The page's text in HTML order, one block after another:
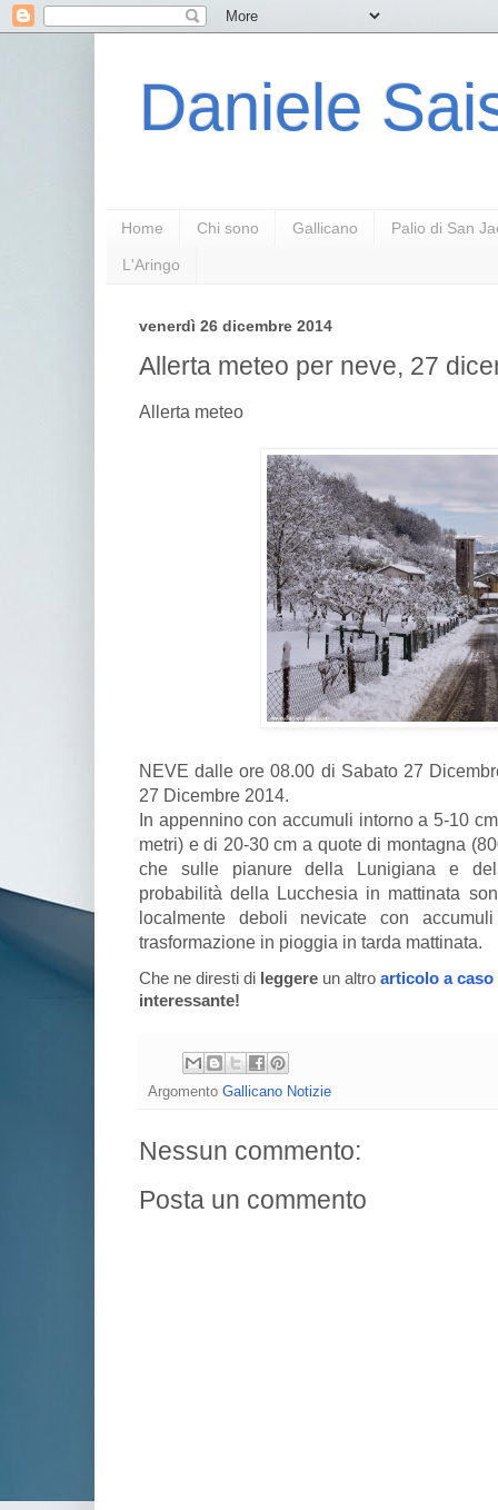
Daniele
Home Chi sono Gallicano Palio di San
L'Aringo
venerdì 26 dicembre 2014
Allerta meteo per neve, 27
Allerta meteo
NEVE dalle ore 08.00 di Sabato 27
27 Dicembre 2014.
In appennino con accumuli intorno a 5-10
metri) e di 20-30 cm a quote di montagna
che sulle pianure della Lunigiana e
probabilità della Lucchesia in mattinata
localmente deboli nevicate con
trasformazione in pioggia in tarda mattinata.
Che ne diresti di leggere un altro articolo a caso
interessante!
Argomento Gallicano Notizie
Nessun commento:
Posta un commento